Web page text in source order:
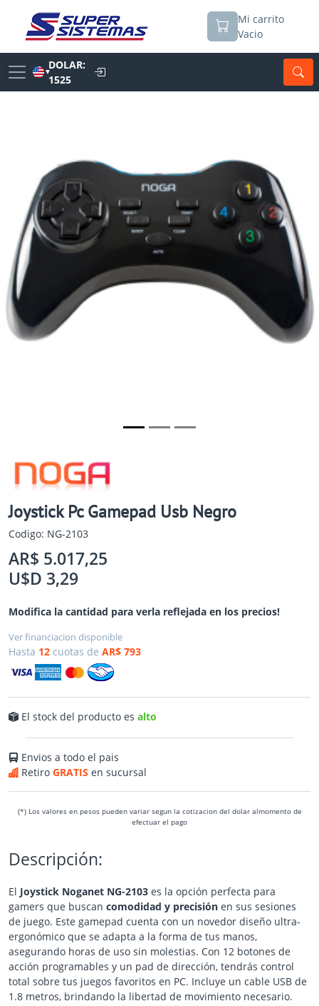
Mi carrito
Vacio
▼
DOLAR:
1525
Joystick Pc Gamepad Usb Negro
Codigo: NG-2103
AR$ 5.017,25
U$D 3,29
Modifica la cantidad para verla reflejada en los precios!
Ver financiacion disponible
Hasta 12 cuotas de AR$ 793
El stock del producto es alto
Envios a todo el pais
Retiro GRATIS en sucursal
(*) Los valores en pesos pueden variar segun la cotizacion del dolar almomento de
efectuar el pago
Descripción:
El Joystick Noganet NG-2103 es la opción perfecta para
gamers que buscan comodidad y precisión en sus sesiones
de juego. Este gamepad cuenta con un novedor diseño ultra-
ergonómico que se adapta a la forma de tus manos,
asegurando horas de uso sin molestias. Con 12 botones de
acción programables y un pad de dirección, tendrás control
total sobre tus juegos favoritos en PC. Incluye un cable USB de
1.8 metros, brindando la libertad de movimiento necesario.